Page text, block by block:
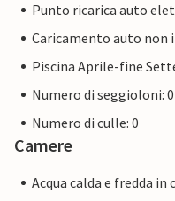
Punto ricarica auto
Caricamento auto non
Piscina Aprile-fine
Numero di seggioloni: 0
Numero di culle: 0
Camere
Acqua calda e fredda in